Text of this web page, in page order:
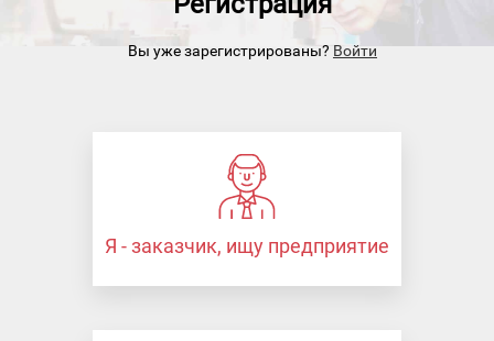
Вы уже зарегистрированы? Войти
Я - заказчик, ищу предприятие